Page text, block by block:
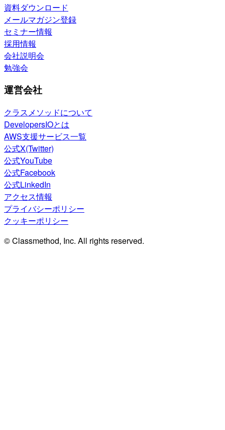
資料ダウンロード
メールマガジン登録
セミナー情報
採用情報
会社説明会
勉強会
運営会社
クラスメソッドについて
DevelopersIOとは
AWS支援サービス一覧
公式X(Twitter)
公式YouTube
公式Facebook
公式LinkedIn
アクセス情報
プライバシーポリシー
クッキーポリシー
© Classmethod, Inc. All rights reserved.